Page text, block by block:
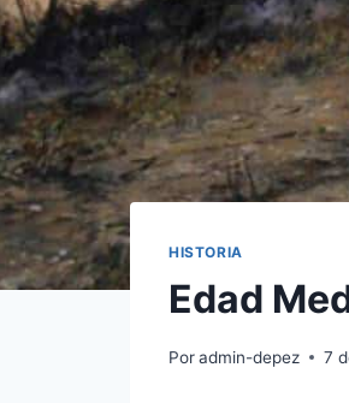
HISTORIA
Edad
Poradmin-depez 7